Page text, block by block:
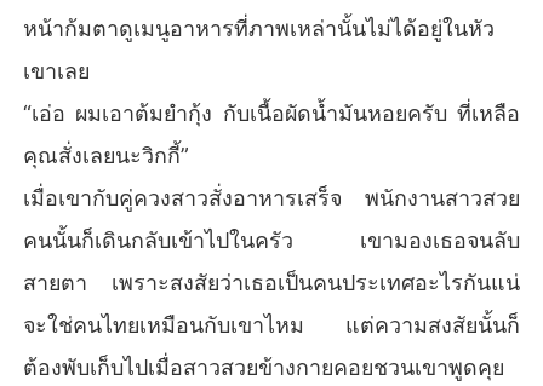
หน้าก้มตาดูเมนูอาหารที่ภาพเหล่านั้นไม่ได้อยู่ในหัว
เขาเลย
“เอ่อ ผมเอาต้มยำกุ้ง กับเนื้อผัดน้ำมันหอยครับ ที่เหลือ
คุณสั่งเลยนะวิกกี้”
เมื่อเขากับคู่ควงสาวสั่งอาหารเสร็จ พนักงานสาวสวย
คนนั้นก็เดินกลับเข้าไปในครัว เขามองเธอจนลับ
สายตา เพราะสงสัยว่าเธอเป็นคนประเทศอะไรกันแน่
จะใช่คนไทยเหมือนกับเขาไหม แต่ความสงสัยนั้นก็
ต้องพับเก็บไปเมื่อสาวสวยข้างกายคอยชวนเขาพูดคุย